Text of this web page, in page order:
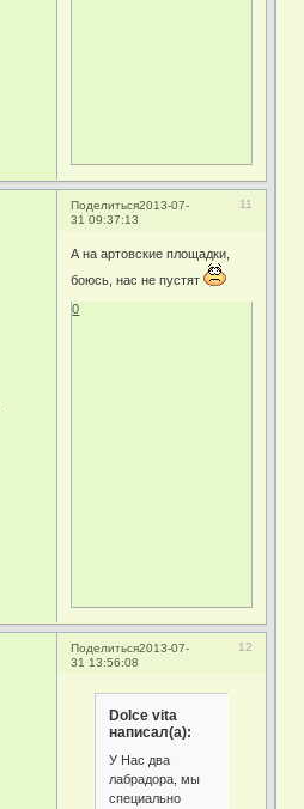
Поделиться 11
2013-07-
31 09:37:13
А на артовские площадки,
боюсь, нас не пустят
0
Поделиться 12
2013-07-
31 13:56:08
Dolce vita
написал(а):
У Нас два
лабрадора, мы
специально